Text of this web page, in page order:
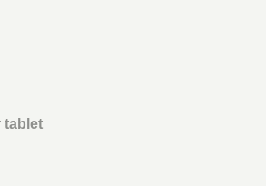
tablet